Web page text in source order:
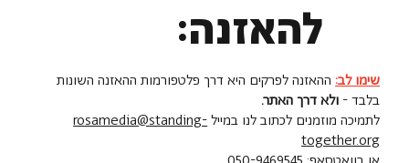
להאזנה:
שימו לב: ההאזנה לפרקים היא דרך פלטפורמות ההאזנה השונות
בלבד - ולא דרך האתר.
לתמיכה מוזמנים לכתוב לנו במיילrosamedia@standing-
together.org